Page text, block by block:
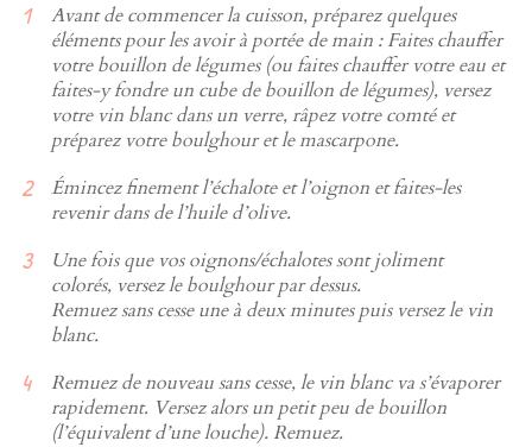
Avant de commencer la cuisson, préparez quelques
éléments pour les avoir à portée de main : Faites chauffer
votre bouillon de légumes (ou faites chauffer votre eau et
faites-y fondre un cube de bouillon de légumes), versez
votre vin blanc dans un verre, râpez votre comté et
préparez votre boulghour et le mascarpone.
Émincez finement l’échalote et l’oignon et faites-les
revenir dans de l’huile d’olive.
Une fois que vos oignons/échalotes sont joliment
colorés, versez le boulghour par dessus.
Remuez sans cesse une à deux minutes puis versez le vin
blanc.
Remuez de nouveau sans cesse, le vin blanc va s’évaporer
rapidement. Versez alors un petit peu de bouillon
(l’équivalent d’une louche). Remuez.